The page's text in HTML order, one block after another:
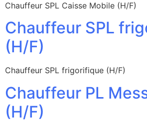
Chauffeur SPL Caisse Mobile (H/F)
Chauffeur SPL
(H/F)
Chauffeur SPL frigorifique (H/F)
Chauffeur PL
(H/F)